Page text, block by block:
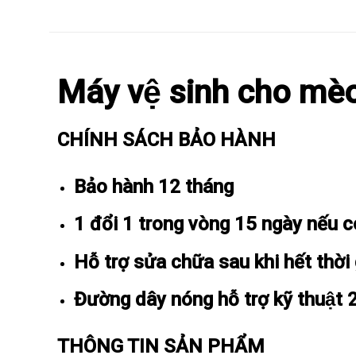
Máy vệ sinh cho
CHÍNH SÁCH BẢO HÀNH
Bảo hành 12 tháng
1 đổi 1 trong vòng 15 ngày nếu
Hỗ trợ sửa chữa sau khi hết thời
Đường dây nóng hỗ trợ kỹ thuật
THÔNG TIN SẢN PHẨM